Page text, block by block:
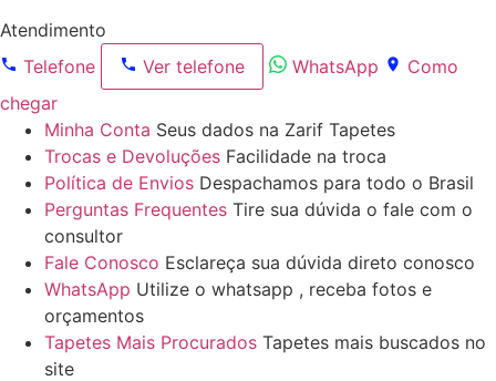
Atendimento
Telefone
Ver telefone WhatsApp
Como
chegar
Minha Conta Seus dados na Zarif Tapetes
Trocas e Devoluções Facilidade na troca
Política de Envios Despachamos para todo o Brasil
Perguntas Frequentes Tire sua dúvida o fale com o
consultor
Fale Conosco Esclareça sua dúvida direto conosco
WhatsApp Utilize o whatsapp , receba fotos e
orçamentos
Tapetes Mais Procurados Tapetes mais buscados no
site